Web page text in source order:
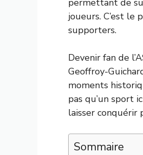
joueurs. C’est
supporters.
Devenir fan de
Geoffroy-
moments
pas qu’un sport
laisser conquérir
Sommaire